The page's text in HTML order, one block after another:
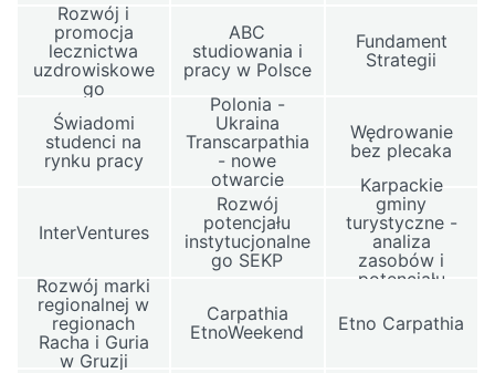
Rozwój i
promocja
lecznictwa
uzdrowiskowe
go
ABC
studiowania i
pracy w Polsce
Fundament
Strategii
Świadomi
studenci na
rynku pracy
Polonia -
Ukraina
Transcarpathia
- nowe
otwarcie
Wędrowanie
bez plecaka
InterVentures
Rozwój
potencjału
instytucjonalne
go SEKP
Karpackie
gminy
turystyczne -
analiza
zasobów i
potencjału
Rozwój marki
regionalnej w
regionach
Racha i Guria
w Gruzji
Carpathia
EtnoWeekend
Etno Carpathia